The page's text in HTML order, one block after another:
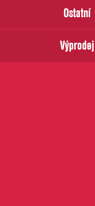
Ostatní
Výprodej